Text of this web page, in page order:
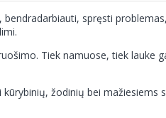
spręsti
Tiek namuose, tiek lauke
žodinių bei